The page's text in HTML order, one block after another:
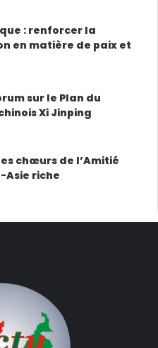
: renforcer la
en matière de paix et
sur le Plan du
Xi Jinping
chœurs de l’Amitié
Asie riche